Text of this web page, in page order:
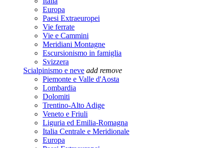
Europa
Paesi Extraeuropei
Vie ferrate
Vie e Cammini
Meridiani Montagne
Escursionismo in famiglia
Svizzera
Scialpinismo e neve add remove
Piemonte e Valle d'Aosta
Lombardia
Dolomiti
Trentino-Alto Adige
Veneto e Friuli
Liguria ed Emilia-Romagna
Italia Centrale e Meridionale
Europa